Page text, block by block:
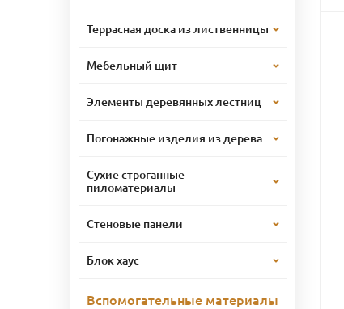
Террасная доска из лиственницы
Мебельный щит
Элементы деревянных лестниц
Погонажные изделия из дерева
Сухие строганные
пиломатериалы
Стеновые панели
Блок хаус
Вспомогательные материалы